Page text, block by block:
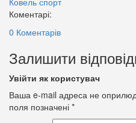
Коментарі:
0 Коментарів
Залишити
Увійти як користувач
Ваша e-mail адреса не
поля позначені *